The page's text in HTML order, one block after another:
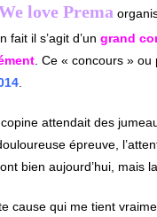
love Prema
fait il s’agit d’un grand
. Ce « concours »
attendait des
épreuve,
bien aujourd’hui, mais
cause qui me tient